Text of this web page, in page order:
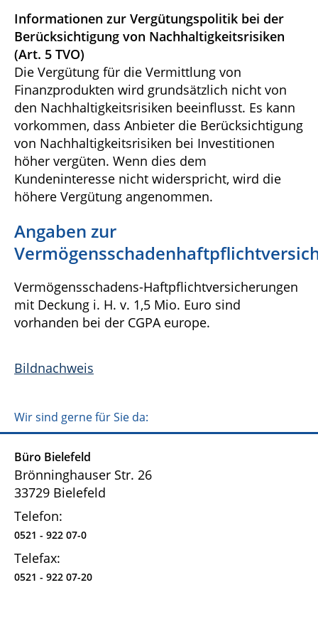
Informationen zur Vergütungspolitik bei der
Berücksichtigung von Nachhaltigkeitsrisiken
(Art. 5 TVO)
Die Vergütung für die Vermittlung von
Finanzprodukten wird grundsätzlich nicht von
den Nachhaltigkeitsrisiken beeinflusst. Es kann
vorkommen, dass Anbieter die Berücksichtigung
von Nachhaltigkeitsrisiken bei Investitionen
höher vergüten. Wenn dies dem
Kundeninteresse nicht widerspricht, wird die
höhere Vergütung angenommen.
Angaben zur
Vermögensschadens-Haftpflichtversicherungen
mit Deckung i. H. v. 1,5 Mio. Euro sind
vorhanden bei der CGPA europe.
Bildnachweis
Wir sind gerne für Sie da:
Büro Bielefeld
Brönninghauser Str. 26
33729 Bielefeld
Telefon:
0521 - 922 07-0
Telefax:
0521 - 922 07-20